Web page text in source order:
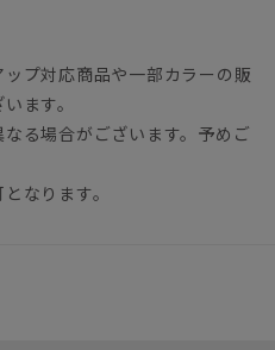
プ対応商品や一部カラーの販
ます。
る場合がございます。予めご
なります。